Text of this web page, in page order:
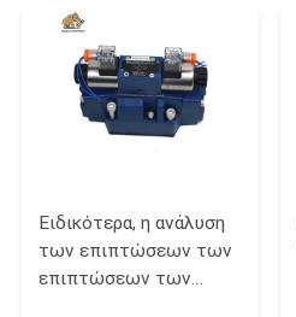
Ειδικότερα, η ανάλυση
των επιπτώσεων των
επιπτώσεων των